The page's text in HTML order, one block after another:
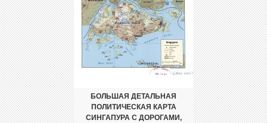
БОЛЬШАЯ ДЕТАЛЬНАЯ
ПОЛИТИЧЕСКАЯ КАРТА
СИНГАПУРА С ДОРОГАМИ,